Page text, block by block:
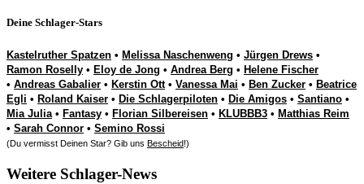
Deine Schlager-Stars
Kastelruther Spatzen • Melissa Naschenweng • Jürgen Drews •
Ramon Roselly • Eloy de Jong • Andrea Berg • Helene Fischer
• Andreas Gabalier • Kerstin Ott• Vanessa Mai • Ben Zucker • Beatrice
Egli • Roland Kaiser • Die Schlagerpiloten • Die Amigos • Santiano •
Mia Julia • Fantasy • Florian Silbereisen • KLUBBB3 • Matthias Reim
• Sarah Connor • Semino Rossi
(Du vermisst Deinen Star? Gib uns Bescheid!)
Weitere Schlager-News